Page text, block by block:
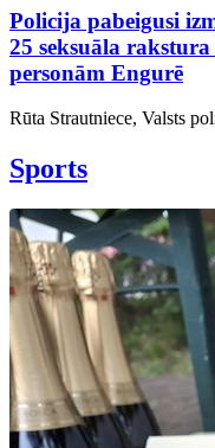
Policija pabeigusi
25 seksuāla
personām Engurē
Rūta Strautniece, Valsts
Sports